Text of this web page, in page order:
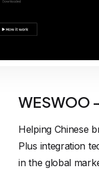
WESWOO
Helping Chinese
Plus integration
in the global